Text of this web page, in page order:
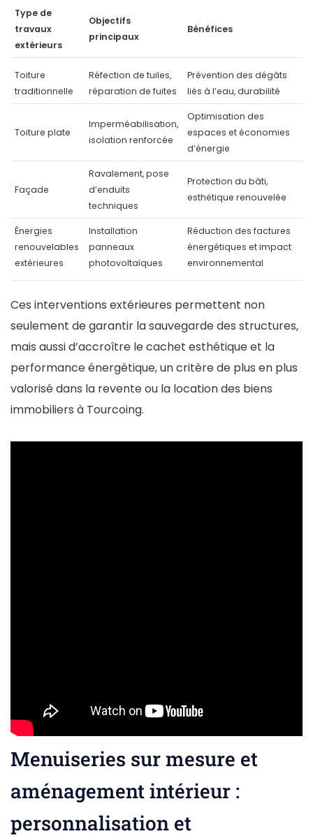
Type de
travaux
extérieurs
Objectifs
principaux
Bénéfices
Toiture
traditionnelle
Réfection de tuiles,
réparation de fuites
Prévention des dégâts
liés à l’eau, durabilité
Toiture plate
Imperméabilisation,
isolation renforcée
Optimisation des
espaces et économies
d’énergie
Façade
Ravalement, pose
d’enduits
techniques
Protection du bâti,
esthétique renouvelée
Énergies
renouvelables
extérieures
Installation
panneaux
photovoltaïques
Réduction des factures
énergétiques et impact
environnemental
Ces interventions extérieures permettent non
seulement de garantir la sauvegarde des structures,
mais aussi d’accroître le cachet esthétique et la
performance énergétique, un critère de plus en plus
valorisé dans la revente ou la location des biens
immobiliers à Tourcoing.
Menuiseries sur mesure et
aménagement intérieur :
personnalisation et